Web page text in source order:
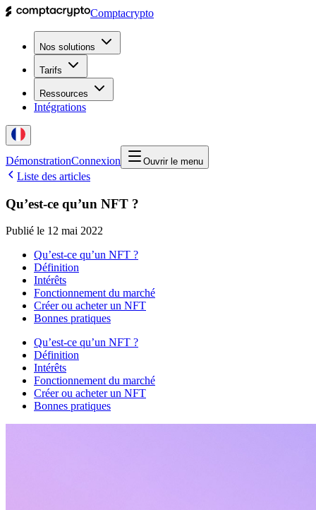
Comptacrypto
Nos solutions
Tarifs
Ressources
Intégrations
DémonstrationConnexion Ouvrir le menu
Liste des articles
Qu’est-ce qu’un NFT ?
Publié le 12 mai 2022
Qu’est-ce qu’un NFT ?
Définition
Intérêts
Fonctionnement du marché
Créer ou acheter un NFT
Bonnes pratiques
Qu’est-ce qu’un NFT ?
Définition
Intérêts
Fonctionnement du marché
Créer ou acheter un NFT
Bonnes pratiques